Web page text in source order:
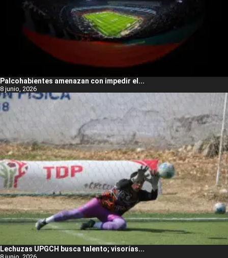
Palcohabientes amenazan con impedir el...
8 junio, 2026
Lechuzas UPGCH busca talento; visorías...